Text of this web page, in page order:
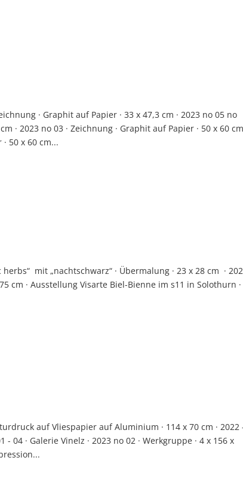
· Graphit auf Papier · 33 x 47,3 cm · 2023 no 05 no
· 2023 no 03 · Zeichnung · Graphit auf Papier · 50 x 60 cm
50 x 60 cm...
herbs“ mit „nachtschwarz“ · Übermalung · 23 x 28 cm ·
cm · Ausstellung Visarte Biel-Bienne im s11 in Solothurn ·
auf Vliespapier auf Aluminium · 114 x 70 cm · 2022
· Galerie Vinelz · 2023 no 02 · Werkgruppe · 4 x 156 x